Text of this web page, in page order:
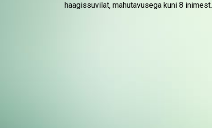
haagissuvilat, mahutavusega kuni 8 inimest.